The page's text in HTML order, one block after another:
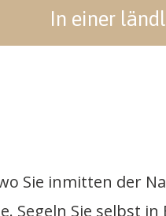
In einer
Sie inmitten der
Segeln Sie selbst in